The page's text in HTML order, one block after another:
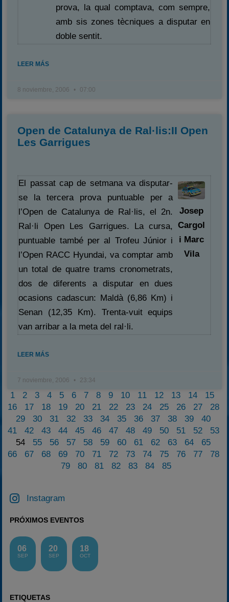
prova, la qual comptava, com sempre,
amb sis zones tècniques a disputar en
doble sentit.
LEER MÁS
8 noviembre, 2006 07:00
Open de Catalunya de Ral·lis:II Open
Les Garrigues
El passat cap de setmana va disputar-
se la tercera prova puntuable per a
l’Open de Catalunya de Ral·lis, el 2n.
Ral·li Open Les Garrigues. La cursa,
puntuable també per al Trofeu Júnior i
l’Open RACC Hyundai, va comptar amb
un total de quatre trams cronometrats,
dos de diferents a disputar en dues
ocasions cadascun: Maldà (6,86 Km) i
Senan (12,35 Km). Trenta-vuit equips
van arribar a la meta del ral·li.
Josep
Cargol
i Marc
Vila
LEER MÁS
7 noviembre, 2006 23:34
1 2 3 4 5 6 7 8 9 10 11 12 13 14
15
16
17 18 19 20 21 22 23 24 25 26 27
28
29
30 31 32 33 34 35 36 37 38 39
40
41
42 43 44 45 46 47 48 49 50 51 52
53
54
55 56 57 58 59 60 61 62 63 64
65
66
67 68 69 70 71 72 73 74 75 76 77
78
79
80 81 82 83 84 85
Instagram
PRÓXIMOS EVENTOS
06
SEP
20
SEP
18
OCT
ETIQUETAS